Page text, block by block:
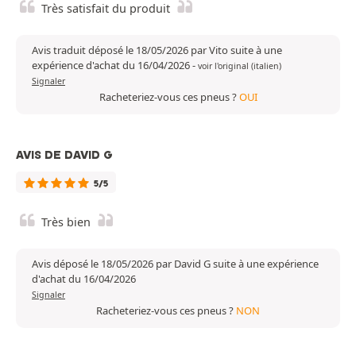
Très satisfait du produit
Avis traduit déposé le 18/05/2026 par Vito suite à une
expérience d'achat du 16/04/2026- voir l'original (italien)
Signaler
Racheteriez-vous ces pneus ?OUI
AVIS DE DAVID G
5/5
Très bien
Avis déposé le 18/05/2026 par David G suite à une expérience
d'achat du 16/04/2026
Signaler
Racheteriez-vous ces pneus ? NON